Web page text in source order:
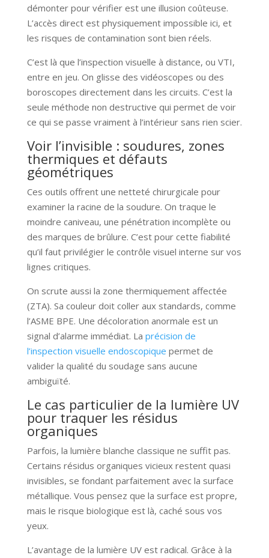
démonter pour vérifier est une illusion coûteuse.
L’accès direct est physiquement impossible ici, et
les risques de contamination sont bien réels.
C’est là que l’inspection visuelle à distance, ou VTI,
entre en jeu. On glisse des vidéoscopes ou des
boroscopes directement dans les circuits. C’est la
seule méthode non destructive qui permet de voir
ce qui se passe vraiment à l’intérieur sans rien scier.
Voir l’invisible : soudures, zones
thermiques et défauts
géométriques
Ces outils offrent une netteté chirurgicale pour
examiner la racine de la soudure. On traque le
moindre caniveau, une pénétration incomplète ou
des marques de brûlure. C’est pour cette fiabilité
qu’il faut privilégier le contrôle visuel interne sur vos
lignes critiques.
On scrute aussi la zone thermiquement affectée
(ZTA). Sa couleur doit coller aux standards, comme
l’ASME BPE. Une décoloration anormale est un
signal d’alarme immédiat. La précision de
l’inspection visuelle endoscopique permet de
valider la qualité du soudage sans aucune
ambiguïté.
Le cas particulier de la lumière UV
pour traquer les résidus
organiques
Parfois, la lumière blanche classique ne suffit pas.
Certains résidus organiques vicieux restent quasi
invisibles, se fondant parfaitement avec la surface
métallique. Vous pensez que la surface est propre,
mais le risque biologique est là, caché sous vos
yeux.
L’avantage de la lumière UV est radical. Grâce à la